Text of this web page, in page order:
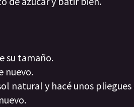
su tamaño.
nuevo.
natural y hacé unos